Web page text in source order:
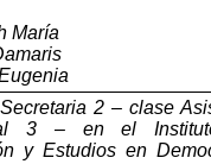
María
2 – clase
3 –en el
y Estudios en